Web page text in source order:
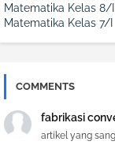
Matematika Kelas 8/I
Matematika Kelas 7/I
COMMENTS
fabrikasi
artikel yang